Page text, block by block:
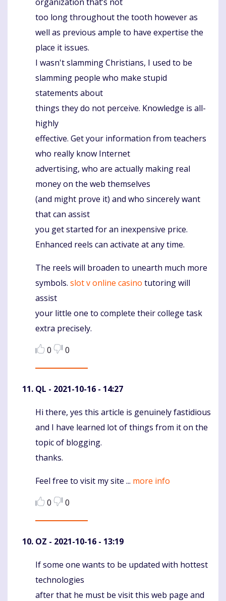
too long throughout the tooth however as
well as previous ample to have expertise the
place it issues.
I wasn't slamming Christians, I used to be
slamming people who make stupid
statements about
things they do not perceive. Knowledge is all-
highly
effective. Get your information from teachers
who really know Internet
advertising, who are actually making real
money on the web themselves
(and might prove it) and who sincerely want
that can assist
you get started for an inexpensive price.
Enhanced reels can activate at any time.
The reels will broaden to unearth much more
symbols. slot v online casino tutoring will
assist
your little one to complete their college task
extra precisely.
0
0
QL - 2021-10-16 - 14:27
Komentaras
Hi there, yes this article is genuinely fastidious
and I have learned lot of things from it on the
topic of blogging.
thanks.
Feel free to visit my site ... more info
0
0
OZ - 2021-10-16 - 13:19
Komentaras
If some one wants to be updated with hottest
technologies
after that he must be visit this web page and